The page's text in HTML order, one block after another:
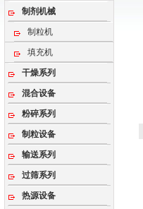
制剂机械
制粒机
填充机
干燥系列
混合设备
粉碎系列
制粒设备
输送系列
过筛系列
热源设备